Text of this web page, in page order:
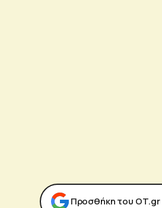
Προσθήκη του ΟΤ.gr